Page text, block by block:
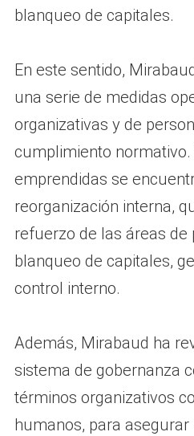
blanqueo de capitales.
En este sentido,
una serie de medidas
organizativas y de
cumplimiento normativo.
emprendidas se
reorganización interna,
refuerzo de las áreas de
blanqueo de capitales,
control interno.
Además, Mirabaud ha
sistema de gobernanza
términos organizativos
humanos, para